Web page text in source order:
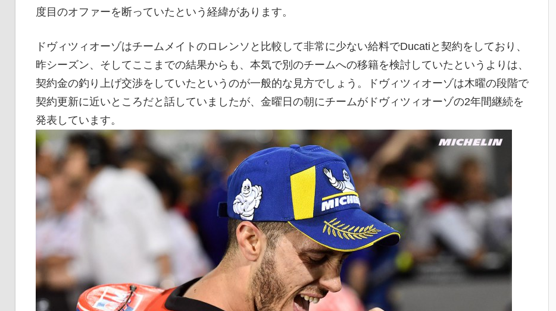
イ
ク
ニ
ュ
ー
ス
度目のオファーを断っていたという経緯があります。
ドヴィツィオーゾはチームメイトのロレンソと比較して非常に少ない給料でDucatiと契約をしており、
昨シーズン、そしてここまでの結果からも、本気で別のチームへの移籍を検討していたというよりは、
契約金の釣り上げ交渉をしていたというのが一般的な見方でしょう。ドヴィツィオーゾは木曜の段階で
契約更新に近いところだと話していましたが、金曜日の朝にチームがドヴィツィオーゾの2年間継続を
発表しています。